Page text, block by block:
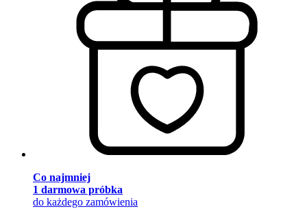
Co najmniej
1 darmowa próbka
do każdego zamówienia